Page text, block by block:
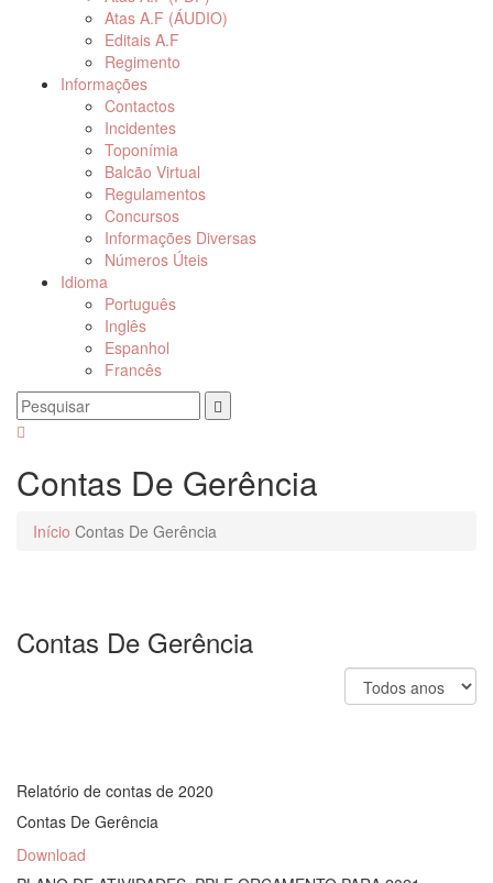
Atas A.F (ÁUDIO)
Editais A.F
Regimento
Informações
Contactos
Incidentes
Toponímia
Balcão Virtual
Regulamentos
Concursos
Informações Diversas
Números Úteis
Idioma
Português
Inglês
Espanhol
Francês
Contas De Gerência
Início Contas De Gerência
Contas De Gerência
Relatório de contas de 2020
Contas De Gerência
Download